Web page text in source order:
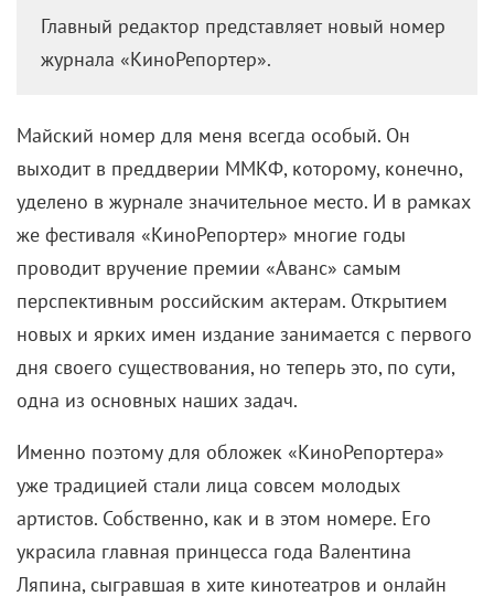
Главный редактор представляет новый номер
журнала «КиноРепортер».
Майский номер для меня всегда особый. Он
выходит в преддверии ММКФ, которому, конечно,
уделено в журнале значительное место. И в рамках
же фестиваля «КиноРепортер» многие годы
проводит вручение премии «Аванс» самым
перспективным российским актерам. Открытием
новых и ярких имен издание занимается с первого
дня своего существования, но теперь это, по сути,
одна из основных наших задач.
Именно поэтому для обложек «КиноРепортера»
уже традицией стали лица совсем молодых
артистов. Собственно, как и в этом номере. Его
украсила главная принцесса года Валентина
Ляпина, сыгравшая в хите кинотеатров и онлайн